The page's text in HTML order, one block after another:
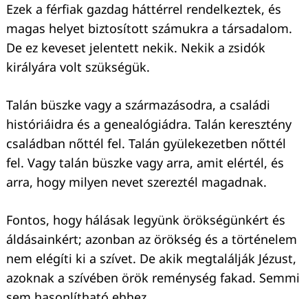
Ezek a férfiak gazdag háttérrel rendelkeztek, és
magas helyet biztosított számukra a társadalom.
De ez keveset jelentett nekik. Nekik a zsidók
királyára volt szükségük.
Talán büszke vagy a származásodra, a családi
históriáidra és a genealógiádra. Talán keresztény
családban nőttél fel. Talán gyülekezetben nőttél
fel. Vagy talán büszke vagy arra, amit elértél, és
arra, hogy milyen nevet szereztél magadnak.
Fontos, hogy hálásak legyünk örökségünkért és
áldásainkért; azonban az örökség és a történelem
nem elégíti ki a szívet. De akik megtalálják Jézust,
azoknak a szívében örök reménység fakad. Semmi